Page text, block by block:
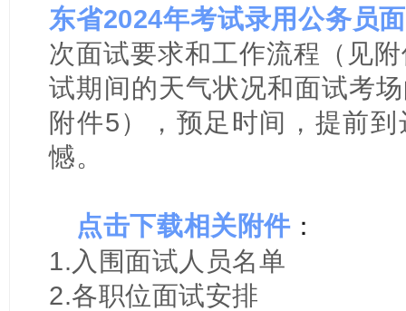
东省2024年考试录用公务员
次面试要求和工作流程（见
试期间的天气状况和面试考
附件5），预足时间，提前
憾。
点击下载相关附件：
1.入围面试人员名单
2.各职位面试安排